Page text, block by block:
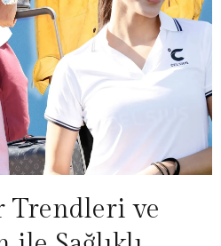
Trendleri ve